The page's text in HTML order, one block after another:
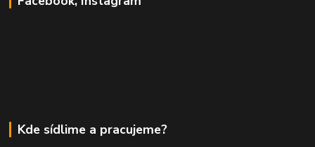
Kde sídlime a pracujeme?